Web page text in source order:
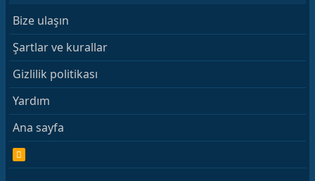
Bize ulaşın
Şartlar ve kurallar
Gizlilik politikası
Yardım
Ana sayfa
S